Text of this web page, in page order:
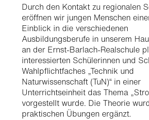
Durch den Kontakt zu regionalen
eröffnen wir jungen Menschen
Einblick in die verschiedenen
Ausbildungsberufe in unserem
an der Ernst-Barlach-Realschule
interessierten Schülerinnen und
Wahlpflichtfaches „Technik und
Naturwissenschaft (TuN)“ in einer
Unterrichtseinheit das Thema
vorgestellt wurde. Die Theorie
praktischen Übungen ergänzt.